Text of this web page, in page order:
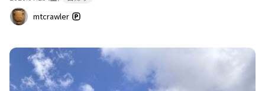
mtcrawler